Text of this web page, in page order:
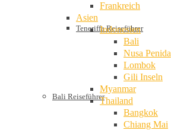
Teneriffa Reiseführer
Bali Reiseführer
Frankreich
Asien
Indonesien
Bali
Nusa Penida
Lombok
Gili Inseln
Myanmar
Thailand
Bangkok
Chiang Mai